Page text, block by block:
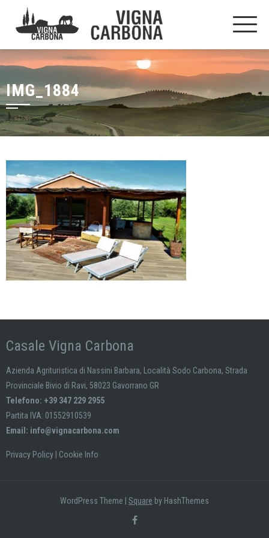
IMG_1884
Casale Vigna Carbona
Azienda Agrituristica di Nassini Barbara, Località Sodo Carbona, Strada
Provinciale Bivio di Ravi, 58023 Gavorrano GR
Telefono: +39 347 229 2955
Partita IVA: 01552910539
Email: info@vignacarbona.com
Privacy Policy Cookie Info
WordPress Theme Square by HashThemes